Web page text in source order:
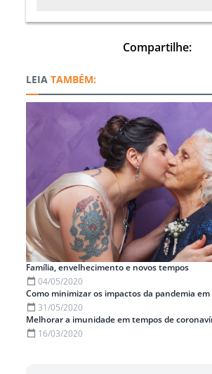
Compartilhe:
TAMBÉM:
Família, envelhecimento e novos tempos
04/05/2020
Como minimizar os impactos da pandemia em
31/05/2020
Melhorar a imunidade em tempos de
16/03/2020